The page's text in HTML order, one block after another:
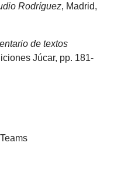
Rodríguez, Madrid,
de textos
Júcar, pp. 181-